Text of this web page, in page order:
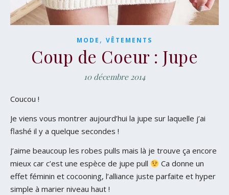
MODE , VÊTEMENTS
Coup de Coeur : Jupe
10 décembre 2014
Coucou !
Je viens vous montrer aujourd’hui la jupe sur laquelle j’ai
flashé il y a quelque secondes !
J’aime beaucoup les robes pulls mais là je trouve ça encore
mieux car c’est une espèce de jupe pull
Ca donne un
effet féminin et cocooning, l’alliance juste parfaite et hyper
simple à marier niveau haut !